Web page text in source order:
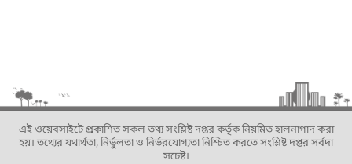
এই ওয়েবসাইটে প্রকাশিত সকল তথ্য সংশ্লিষ্ট দপ্তর কর্তৃক নিয়মিত হালনাগাদ করা
হয়। তথ্যের যথার্থতা, নির্ভুলতা ও নির্ভরযোগ্যতা নিশ্চিত করতে সংশ্লিষ্ট দপ্তর সর্বদা
সচেষ্ট।